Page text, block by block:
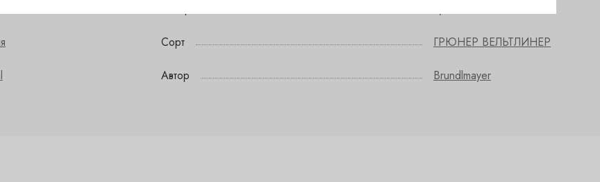
Сорт ГРЮНЕР ВЕЛЬТЛИНЕР
Автор Brundlmayer